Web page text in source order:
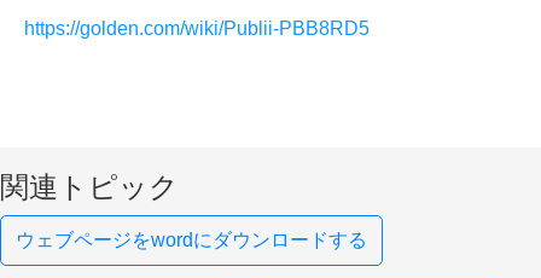
https://golden.com/wiki/Publii-PBB8RD5
関連トピック
ウェブページをwordにダウンロードする